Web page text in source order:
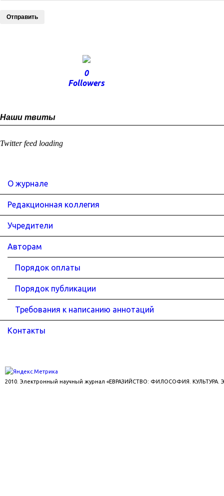
Отправить
0
Followers
Наши твиты
Twitter feed loading
О журнале
Редакционная коллегия
Учредители
Авторам
Порядок оплаты
Порядок публикации
Требования к написанию аннотаций
Контакты
2010. Электронный научный журнал «ЕВРАЗИЙСТВО: ФИЛОСОФИЯ. КУЛЬТУРА.